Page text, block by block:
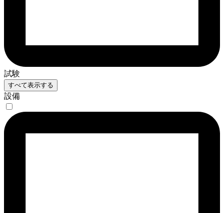
試験
すべて表示する
設備